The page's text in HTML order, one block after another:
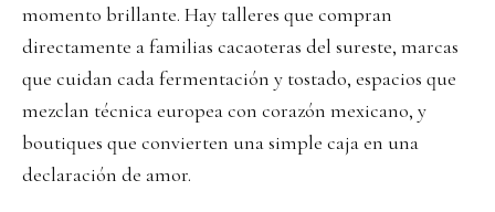
momento brillante. Hay talleres que compran
directamente a familias cacaoteras del sureste, marcas
que cuidan cada fermentación y tostado, espacios que
mezclan técnica europea con corazón mexicano, y
boutiques que convierten una simple caja en una
declaración de amor.